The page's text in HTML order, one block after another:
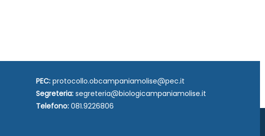
PEC: protocollo.obcampaniamolise@pec.it
Segreteria: segreteria@biologicampaniamolise.it
Telefono: 081.9226806